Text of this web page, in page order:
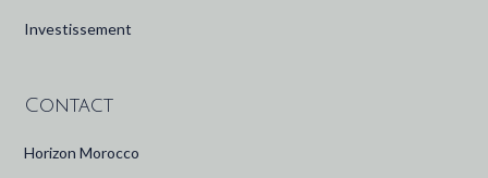
Investissement
Contact
Horizon Morocco